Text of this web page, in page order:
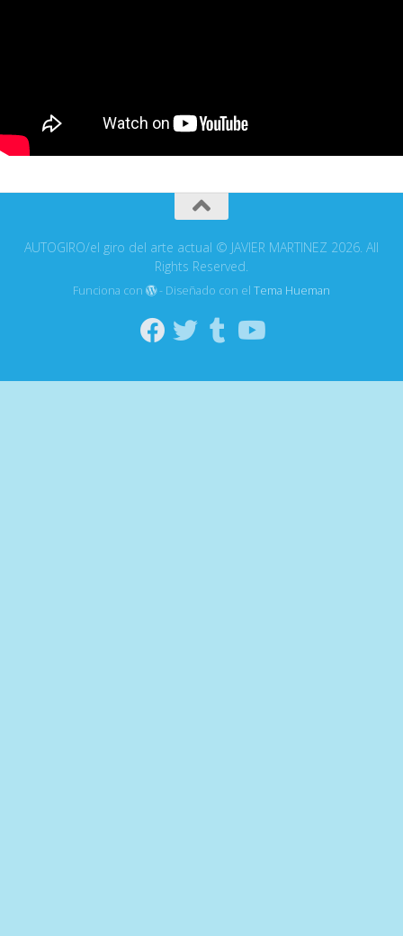
AUTOGIRO/el giro del arte actual © JAVIER MARTINEZ 2026. All
Rights Reserved.
Funciona con - Diseñado con elTema Hueman